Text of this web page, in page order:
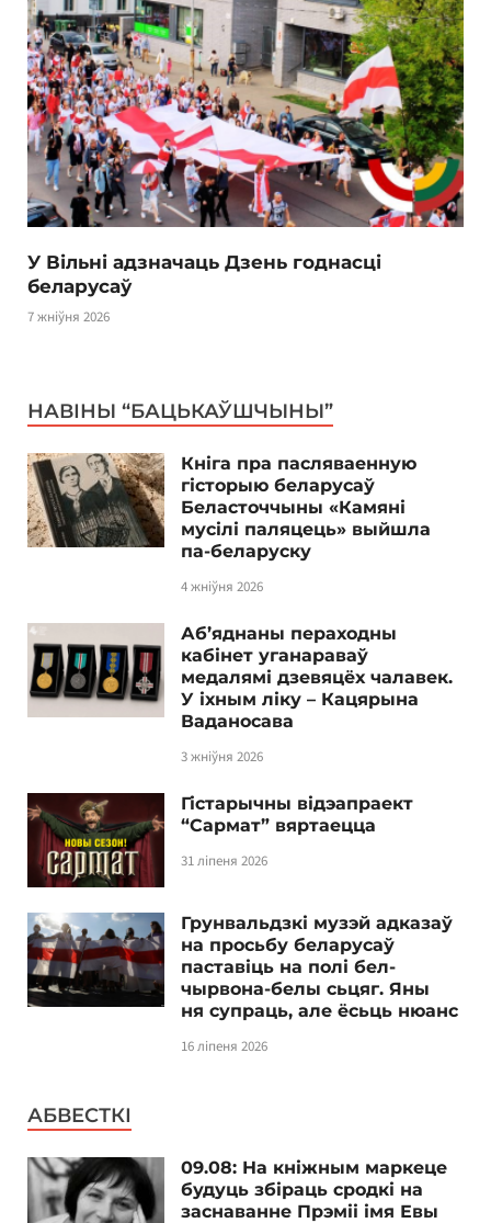
У Вільні адзначаць Дзень годнасці
беларусаў
7 жніўня 2026
НАВІНЫ “БАЦЬКАЎШЧЫНЫ”
Кніга пра пасляваенную
гісторыю беларусаў
Беласточчыны «Камяні
мусілі паляцець» выйшла
па-беларуску
4 жніўня 2026
Аб’яднаны пераходны
кабінет уганараваў
медалямі дзевяцёх чалавек.
У іхным ліку – Кацярына
Ваданосава
3 жніўня 2026
Гістарычны відэапраект
“Сармат” вяртаецца
31 ліпеня 2026
Грунвальдзкі музэй адказаў
на просьбу беларусаў
паставіць на полі бел-
чырвона-белы сьцяг. Яны
ня супраць, але ёсьць нюанс
16 ліпеня 2026
АБВЕСТКІ
09.08: На кніжным маркеце
будуць збіраць сродкі на
заснаванне Прэміі імя Евы